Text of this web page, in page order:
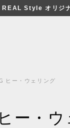
Style オリジ
ヒー・ウェリング
ー・